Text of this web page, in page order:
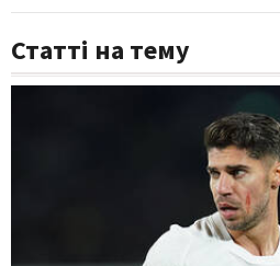
Статті на тему